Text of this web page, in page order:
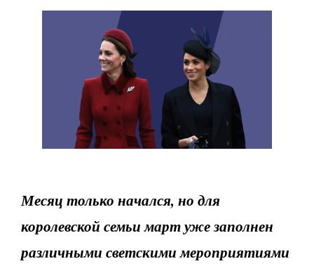
Месяц только начался, но для
королевской семьи март уже заполнен
различными светскими мероприятиями